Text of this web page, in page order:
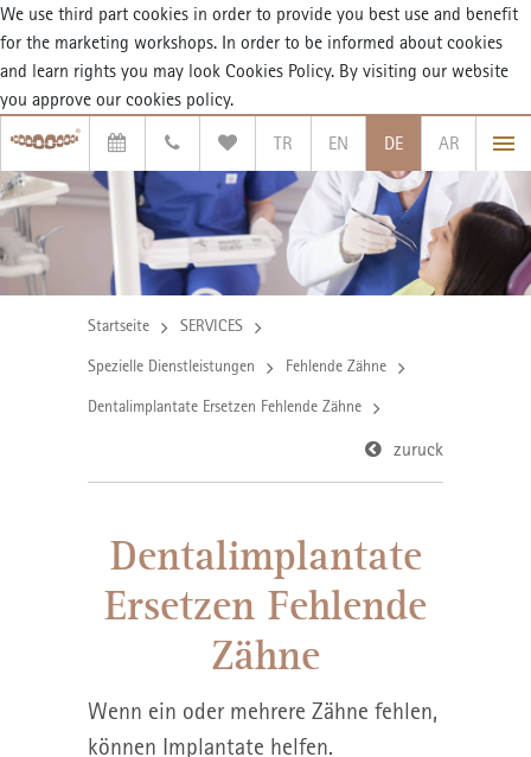
We use third part cookies in order to provide you best use and benefit
for the marketing workshops. In order to be informed about cookies
and learn rights you may look Cookies Policy. By visiting our website
you approve our cookies policy.
TR
EN DE AR
Startseite SERVICES
Spezielle Dienstleistungen Fehlende Zähne
Dentalimplantate Ersetzen Fehlende Zähne
zuruck
Dentalimplantate
Ersetzen Fehlende
Zähne
Wenn ein oder mehrere Zähne fehlen,
können Implantate helfen.